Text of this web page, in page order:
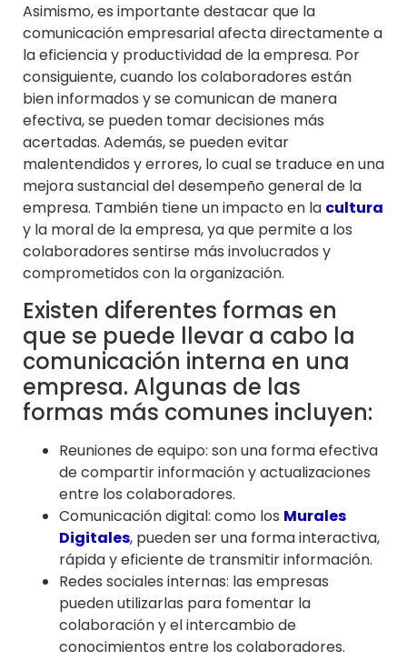
Asimismo, es importante destacar que la
comunicación empresarial afecta directamente a
la eficiencia y productividad de la empresa. Por
consiguiente, cuando los colaboradores están
bien informados y se comunican de manera
efectiva, se pueden tomar decisiones más
acertadas. Además, se pueden evitar
malentendidos y errores, lo cual se traduce en una
mejora sustancial del desempeño general de la
empresa. También tiene un impacto en la cultura
y la moral de la empresa, ya que permite a los
colaboradores sentirse más involucrados y
comprometidos con la organización.
Existen diferentes formas en
que se puede llevar a cabo la
comunicación interna en una
empresa. Algunas de las
formas más comunes incluyen:
Reuniones de equipo: son una forma efectiva
de compartir información y actualizaciones
entre los colaboradores.
Comunicación digital: como los Murales
Digitales, pueden ser una forma interactiva,
rápida y eficiente de transmitir información.
Redes sociales internas: las empresas
pueden utilizarlas para fomentar la
colaboración y el intercambio de
conocimientos entre los colaboradores.